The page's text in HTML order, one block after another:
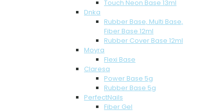
Touch Neon Base 13ml
Dnka
Rubber Base, Multi Base,
Fiber Base 12ml
Rubber Cover Base 12ml
Moyra
Flexi Base
Claresa
Power Base 5g
Rubber Base 5g
PerfectNails
Fiber Gel